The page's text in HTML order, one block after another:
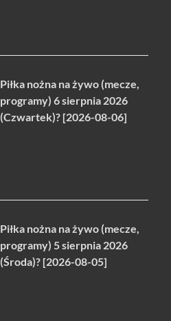
Piłka nożna na żywo (mecze,
programy) 6 sierpnia 2026
(Czwartek)? [2026-08-06]
Piłka nożna na żywo (mecze,
programy) 5 sierpnia 2026
(Środa)? [2026-08-05]